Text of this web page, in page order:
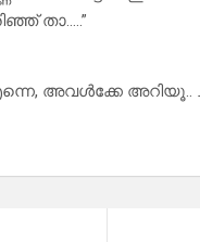
താ…..”
അവൾക്കേ